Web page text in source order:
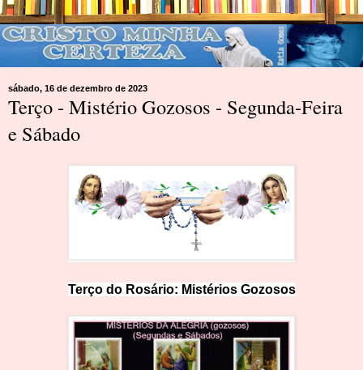
sábado, 16 de dezembro de 2023
Terço - Mistério Gozosos - Segunda-Feira
e Sábado
Terço do Rosário: Mistérios Gozosos